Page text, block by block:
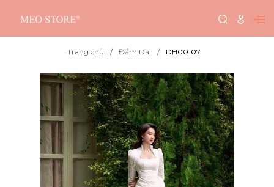
Trang chủ Đầm Dài DH00107